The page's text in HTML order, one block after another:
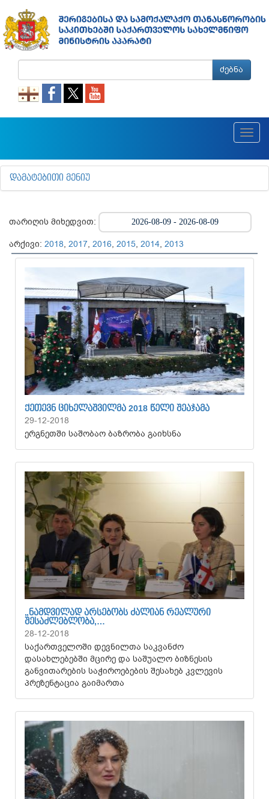
ძებნა
ᲓᲐᲛᲐᲢᲔᲑᲘᲗᲘ ᲛᲔᲜᲘᲣ
თარიღის მიხედვით:
არქივი: 2018, 2017, 2016, 2015, 2014, 2013
ᲥᲔᲗᲔᲕᲜ ᲪᲘᲮᲔᲚᲐᲨᲕᲘᲚᲛᲐ 2018 ᲬᲔᲚᲘ ᲨᲔᲐᲯᲐᲛᲐ
29-12-2018
ერგნეთში საშობაო ბაზრობა გაიხსნა
„ᲜᲐᲛᲓᲕᲘᲚᲐᲓ ᲐᲠᲡᲔᲑᲝᲑᲡ ᲫᲐᲚᲘᲐᲜ ᲠᲔᲐᲚᲣᲠᲘ
ᲨᲔᲡᲐᲫᲚᲔᲑᲚᲝᲑᲐ,…
28-12-2018
საქართველოში დევნილთა საკვანძო
დასახლებებში მცირე და საშუალო ბიზნესის
განვითარების საჭიროებების შესახებ კვლევის
პრეზენტაცია გაიმართა